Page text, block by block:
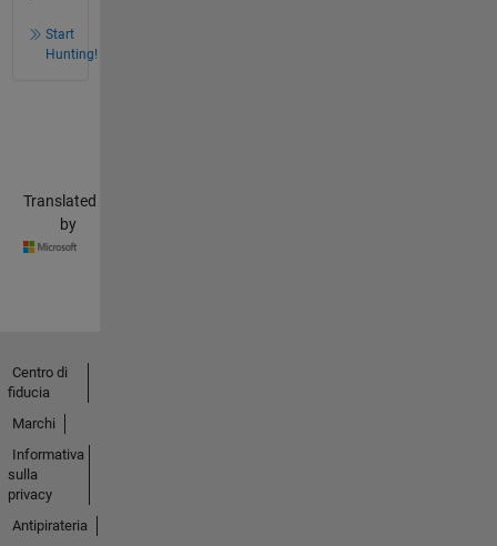
Start
Hunting!
Translated
by
Centro di
fiducia
Marchi
Informativa
sulla
privacy
Antipirateria